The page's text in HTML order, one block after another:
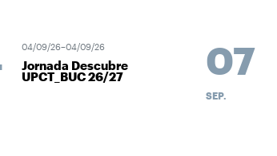
04/09/26–04/09/26
Jornada Descubre
UPCT_BUC 26/27 07
SEP.